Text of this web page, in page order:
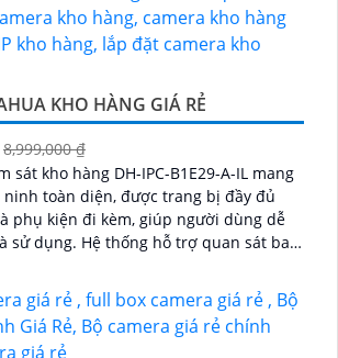
KHO HÀNG GIÁ RẺ
8,999,000 ₫
sát kho hàng DH-IPC-B1E29-A-IL mang
toàn diện, được trang bị đầy đủ
phụ kiện đi kèm, giúp người dùng dễ
hỗ trợ quan sát ban
khả năng phát hiện chuyển động
đảm bảo an toàn tuyệt đối cho khu vực